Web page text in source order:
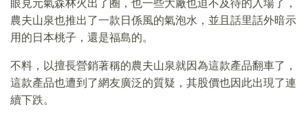
眼見元氣森林火出了圈，也一些大廠也迫不及待的入場了，
農夫山泉也推出了一款日係風的氣泡水，並且話里話外暗示
用的日本桃子，還是福島的。
不料，以擅長營銷著稱的農夫山泉就因為這款產品翻車了，
這款產品也遭到了網友廣泛的質疑，其股價也因此出現了連
續下跌。